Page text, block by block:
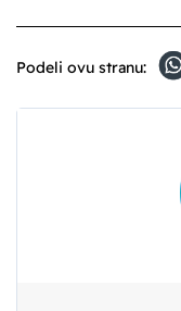
Podeli ovu stranu: